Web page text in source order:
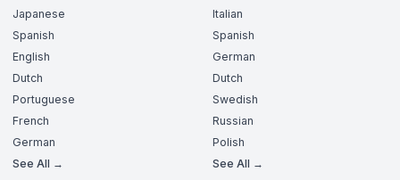
Japanese
Spanish
English
Dutch
Portuguese
French
German
See All →
Italian
Spanish
German
Dutch
Swedish
Russian
Polish
See All →